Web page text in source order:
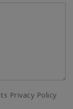
Privacy Policy